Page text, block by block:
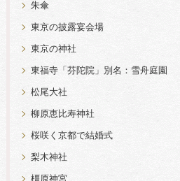
朱傘
東京の披露宴会場
東京の神社
東福寺「芬陀院」別名：雪舟庭園
松尾大社
柳原恵比寿神社
桜咲く京都で結婚式
梨木神社
橿原神宮